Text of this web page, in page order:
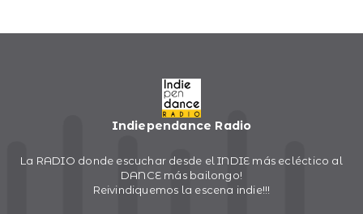
Indiependance Radio
La RADIO donde escuchar desde el INDIE más ecléctico al
DANCE más bailongo!
Reivindiquemos la escena indie!!!